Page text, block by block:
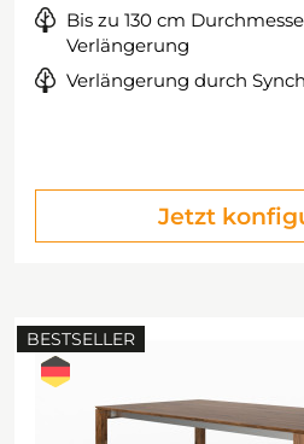
Bis zu 130 cm
Verlängerung
Verlängerung durch
Jetzt
BESTSELLER